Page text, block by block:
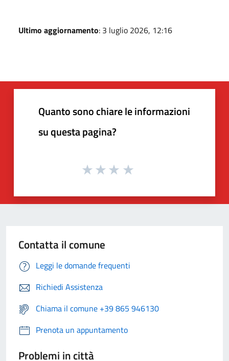
Ultimo aggiornamento: 3 luglio 2026, 12:16
Quanto sono chiare le informazioni
su questa pagina?
Contatta il comune
Leggi le domande frequenti
Richiedi Assistenza
Chiama il comune +39 865 946130
Prenota un appuntamento
Problemi in città